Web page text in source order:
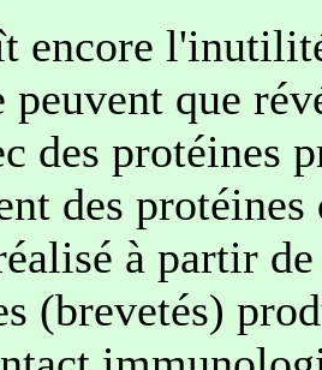
encore
peuvent que
des protéines
des
à partir
(brevetés)